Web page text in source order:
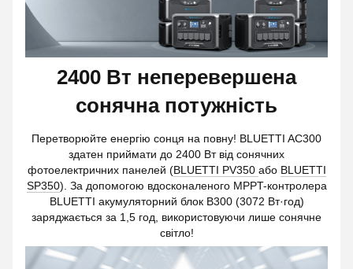
2400 Вт неперевершена
сонячна потужність
Перетворюйте енергію сонця на повну! BLUETTI AC300
здатен приймати до 2400 Вт від сонячних
фотоелектричних панелей (BLUETTI PV350 або BLUETTI
SP350). За допомогою вдосконаленого MPPT-контролера
BLUETTI акумуляторний блок B300 (3072 Вт·год)
заряджається за 1,5 год, використовуючи лише сонячне
світло!